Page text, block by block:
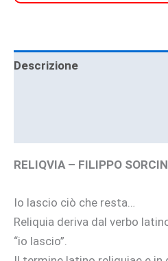
Descrizione
RELIQVIA – FILIPPO
Io lascio ciò che resta…
Reliquia deriva dal verbo
“io lascio”.